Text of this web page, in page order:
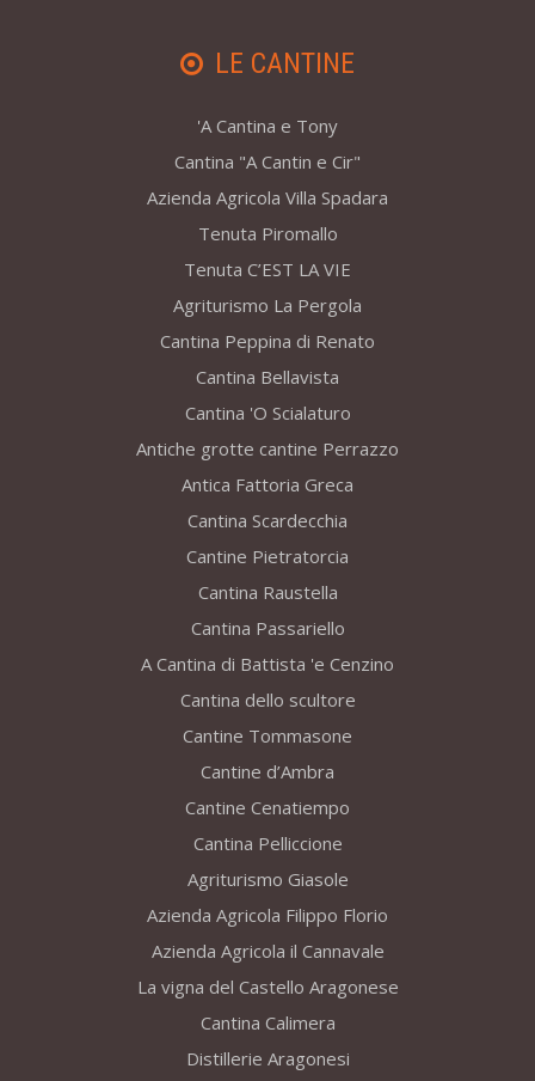
LE CANTINE
'A Cantina e Tony
Cantina "A Cantin e Cir"
Azienda Agricola Villa Spadara
Tenuta Piromallo
Tenuta C’EST LA VIE
Agriturismo La Pergola
Cantina Peppina di Renato
Cantina Bellavista
Cantina 'O Scialaturo
Antiche grotte cantine Perrazzo
Antica Fattoria Greca
Cantina Scardecchia
Cantine Pietratorcia
Cantina Raustella
Cantina Passariello
A Cantina di Battista 'e Cenzino
Cantina dello scultore
Cantine Tommasone
Cantine d’Ambra
Cantine Cenatiempo
Cantina Pelliccione
Agriturismo Giasole
Azienda Agricola Filippo Florio
Azienda Agricola il Cannavale
La vigna del Castello Aragonese
Cantina Calimera
Distillerie Aragonesi